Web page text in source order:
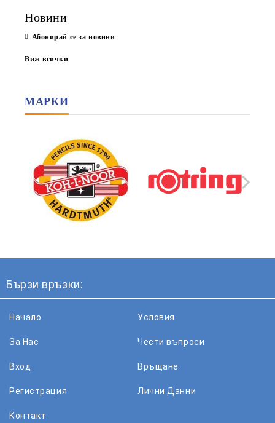
Новини
Абонирай се за новини
Виж всички
МАРКИ
Бързи връзки:
Начало
За Нас
Вход
Регистрация
Условия
Чести въпроси
Връщане
Лични Данни
Контакт